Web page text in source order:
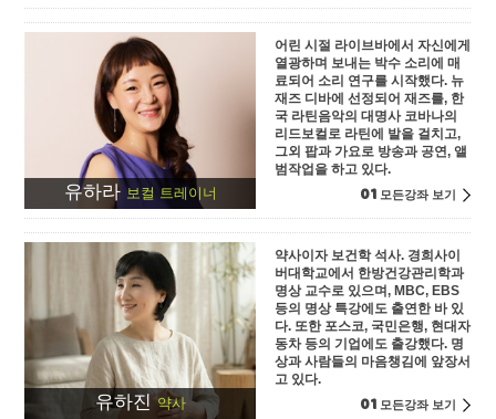
유하라보컬 트레이너
어린 시절 라이브바에서 자신에게
열광하며 보내는 박수 소리에 매
료되어 소리 연구를 시작했다. 뉴
재즈 디바에 선정되어 재즈를, 한
국 라틴음악의 대명사 코바나의
리드보컬로 라틴에 발을 걸치고,
그외 팝과 가요로 방송과 공연, 앨
범작업을 하고 있다.
01 모든강좌 보기
유하진약사
약사이자 보건학 석사. 경희사이
버대학교에서 한방건강관리학과
명상 교수로 있으며, MBC, EBS
등의 명상 특강에도 출연한 바 있
다. 또한 포스코, 국민은행, 현대자
동차 등의 기업에도 출강했다. 명
상과 사람들의 마음챙김에 앞장서
고 있다.
01 모든강좌 보기